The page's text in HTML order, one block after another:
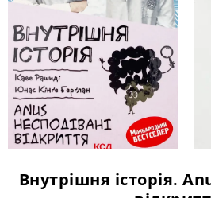
Внутрішня історія.